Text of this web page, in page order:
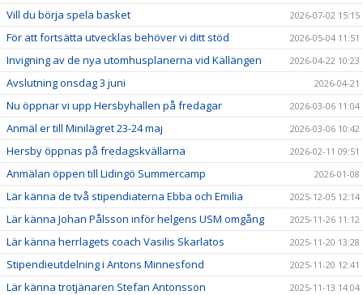
Vill du börja spela basket 2026-07-02 15:15
För att fortsätta utvecklas behöver vi ditt stöd 2026-05-04 11:51
Invigning av de nya utomhusplanerna vid Källängen 2026-04-22 10:23
Avslutning onsdag 3 juni 2026-04-21
Nu öppnar vi upp Hersbyhallen på fredagar 2026-03-06 11:04
Anmäl er till Minilägret 23-24 maj 2026-03-06 10:42
Hersby öppnas på fredagskvällarna 2026-02-11 09:51
Anmälan öppen till Lidingö Summercamp 2026-01-08
Lär känna de två stipendiaterna Ebba och Emilia 2025-12-05 12:14
Lär känna Johan Pålsson inför helgens USM omgång 2025-11-26 11:12
Lär känna herrlagets coach Vasilis Skarlatos 2025-11-20 13:28
Stipendieutdelning i Antons Minnesfond 2025-11-20 12:41
Lär känna trotjänaren Stefan Antonsson 2025-11-13 14:04